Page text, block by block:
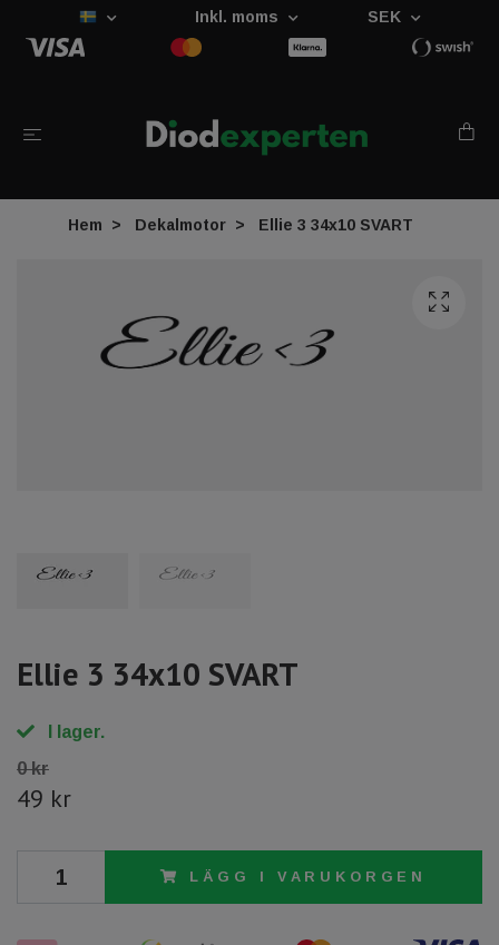
Inkl. moms SEK
Hem Dekalmotor Ellie 3 34x10 SVART
Ellie 3 34x10 SVART
I lager.
0 kr
49 kr
LÄGG I VARUKORGEN